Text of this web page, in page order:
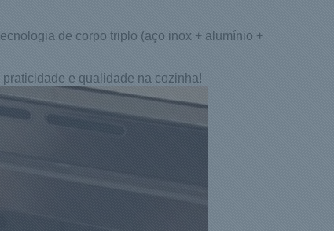
de corpo triplo (aço inox + alumínio +
e qualidade na cozinha!